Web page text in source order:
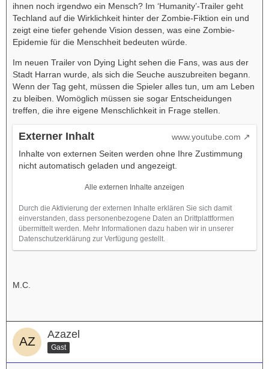
ihnen noch irgendwo ein Mensch? Im ‘Humanity’-Trailer geht
Techland auf die Wirklichkeit hinter der Zombie-Fiktion ein und
zeigt eine tiefer gehende Vision dessen, was eine Zombie-
Epidemie für die Menschheit bedeuten würde.
Im neuen Trailer von Dying Light sehen die Fans, was aus der
Stadt Harran wurde, als sich die Seuche auszubreiten begann.
Wenn der Tag geht, müssen die Spieler alles tun, um am Leben
zu bleiben. Womöglich müssen sie sogar Entscheidungen
treffen, die ihre eigene Menschlichkeit in Frage stellen.
Externer Inhalt
www.youtube.com
Inhalte von externen Seiten werden ohne Ihre Zustimmung
nicht automatisch geladen und angezeigt.
Alle externen Inhalte anzeigen
Durch die Aktivierung der externen Inhalte erklären Sie sich damit
einverstanden, dass personenbezogene Daten an Drittplattformen
übermittelt werden. Mehr Informationen dazu haben wir in unserer
Datenschutzerklärung zur Verfügung gestellt.
M.C.
Azazel
Gast